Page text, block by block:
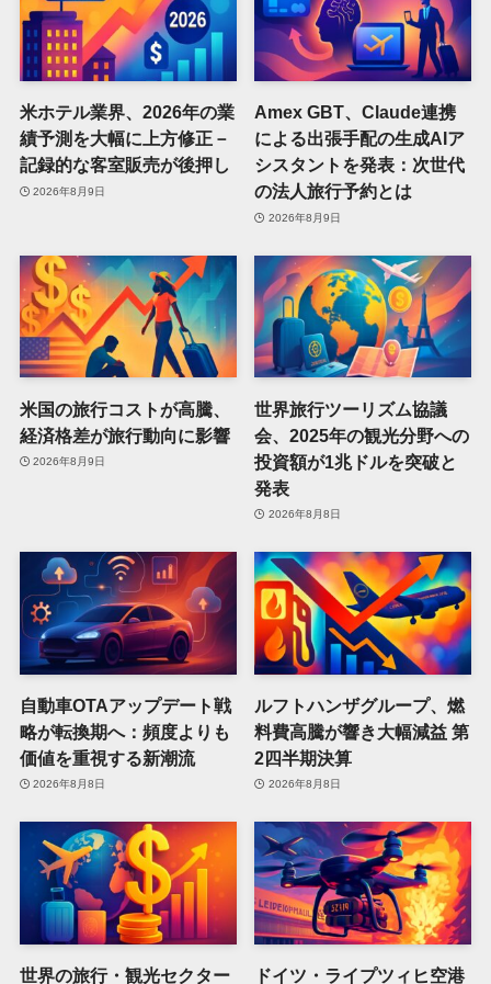
米ホテル業界、2026年の業
績予測を大幅に上方修正－
記録的な客室販売が後押し
2026年8月9日
Amex GBT、Claude連携
による出張手配の生成AIア
シスタントを発表：次世代
の法人旅行予約とは
2026年8月9日
米国の旅行コストが高騰、
経済格差が旅行動向に影響
2026年8月9日
世界旅行ツーリズム協議
会、2025年の観光分野への
投資額が1兆ドルを突破と
発表
2026年8月8日
自動車OTAアップデート戦
略が転換期へ：頻度よりも
価値を重視する新潮流
2026年8月8日
ルフトハンザグループ、燃
料費高騰が響き大幅減益 第
2四半期決算
2026年8月8日
世界の旅行・観光セクター ドイツ・ライプツィヒ空港